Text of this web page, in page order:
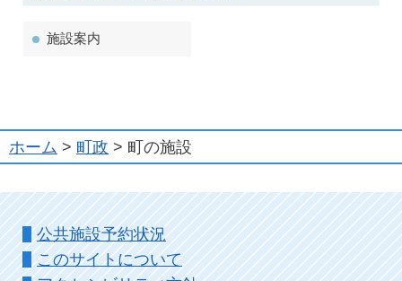
施設案内
ホーム > 町政 > 町の施設
公共施設予約状況
このサイトについて